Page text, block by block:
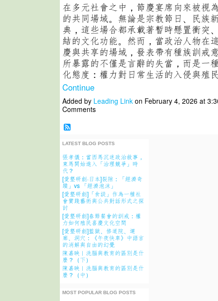
在多元社會之中，節慶宴席向來被視
的共同場域。無論是宗教節日、民族
典，這些場合都承載著暫時懸置衝突
結的文化功能。然而，當政治人物在
慶與共享的場域，發表帶有種族訓戒
所暴露的不僅是言辭的失當，而是一
化態度：權力對日常生活的入侵與殖
Continue
Added by Leading Linkon February 4, 2026 at
Comments
LATEST BLOG POSTS
張孝儀：當西馬沉迷政治敘事，
東馬開始進入「治理競爭」時
代？
[愛墾研創·日本]裂隙：「經濟奇
蹟」vs 「經濟泡沫」
[愛墾研創]「食談」作為一種社
會實踐藝術與公共對話形式之探
討
[愛墾研創]春節餐會的訓戒：權
力如何殖民喜慶文化空間
[愛墾研創]監獄、修道院、逥
廊、洞穴：《午夜快車》中語言
的消解與自由的幻覺
陳嘉映︱洗腦與教育的區別是什
麼？（下）
陳嘉映︱洗腦與教育的區別是什
麼？（中）
MOST POPULAR BLOG POSTS